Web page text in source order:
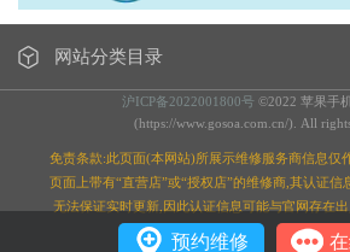
网站分类目录
沪ICP备2022001800号 ©2022 苹果手
(https://www.gosoa.com.cn/). All rights
免责条款:此页面(本网站)所展示维修服务商信息仅
页面上带有“直营店”或“授权店”的维修商,其认证信
无法保证实时更新,因此认证信息可能与官网存在
预约维修